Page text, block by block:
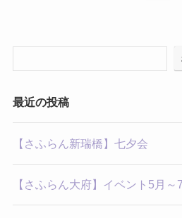
最近の投稿
【さふらん新瑞橋】七夕会
【さふらん大府】イベント5月～